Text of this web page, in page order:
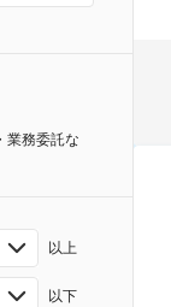
業務委託な
以上
以下